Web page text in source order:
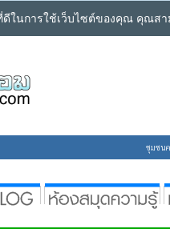
นการใช้เว็บไซต์ของคุณ คุณสา
ชุมชน